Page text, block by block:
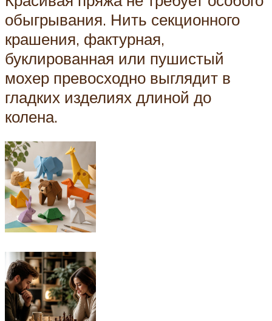
обыгрывания. Нить секционного
крашения, фактурная,
буклированная или пушистый
мохер превосходно выглядит в
гладких изделиях длиной до
колена.